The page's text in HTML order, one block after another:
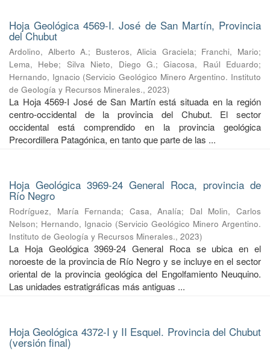
Hoja Geológica 4569-I. José de San Martín, Provincia
del Chubut
Ardolino, Alberto A.; Busteros, Alicia Graciela; Franchi, Mario;
Lema, Hebe; Silva Nieto, Diego G.;Giacosa, Raúl Eduardo;
Hernando, Ignacio (Servicio Geológico Minero Argentino. Instituto
de Geología y Recursos Minerales., 2023)
La Hoja 4569-I José de San Martín está situada en la región
centro-occidental de la provincia del Chubut. El sector
occidental está comprendido en la provincia geológica
Precordillera Patagónica, en tanto que parte de las ...
Hoja Geológica 3969-24 General Roca, provincia de
Río Negro
Rodríguez, María Fernanda; Casa, Analía; Dal Molin, Carlos
Nelson; Hernando, Ignacio (Servicio Geológico Minero Argentino.
Instituto de Geología y Recursos Minerales., 2023)
La Hoja Geológica 3969-24 General Roca se ubica en el
noroeste de la provincia de Río Negro y se incluye en el sector
oriental de la provincia geológica del Engolfamiento Neuquino.
Las unidades estratigráficas más antiguas ...
Hoja Geológica 4372-I y II Esquel. Provincia del Chubut
(versión final)